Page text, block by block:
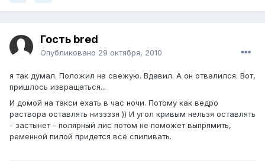
Гость bred
Опубликовано 29 октября, 2010
я так думал. Положил на свежую. Вдавил. А он отвалился. Вот,
пришлось извращаться...
И домой на такси ехать в час ночи. Потому как ведро
раствора оставлять низзззя )) И угол кривым нельзя оставлять
- застынет - полярный лис потом не поможет выпрямить,
ременной пилой придется всё спиливать.